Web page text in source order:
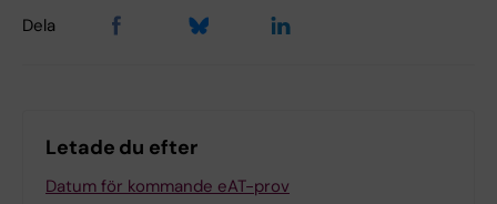
Dela
Letade du efter
Datum för kommande eAT-prov